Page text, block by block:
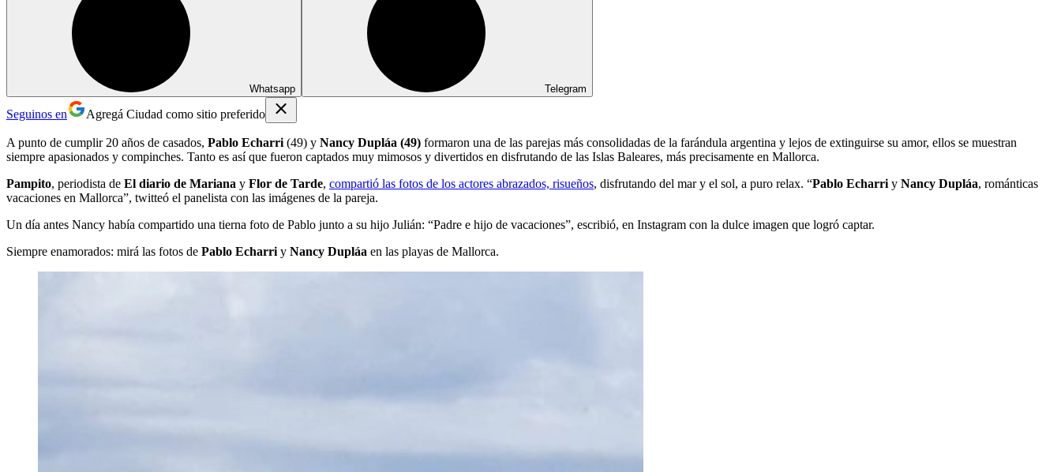
Whatsapp Telegram
Seguinos en Agregá Ciudad como sitio preferido
A punto de cumplir 20 años de casados, Pablo Echarri (49) y Nancy Dupláa (49) formaron una de las parejas más consolidadas de la farándula argentina y lejos de extinguirse su amor, ellos se muestran
siempre apasionados y compinches. Tanto es así que fueron captados muy mimosos y divertidos en disfrutando de las Islas Baleares, más precisamente en Mallorca.
Pampito, periodista de El diario de Mariana y Flor de Tarde, compartió las fotos de los actores abrazados, risueños, disfrutando del mar y el sol, a puro relax. “Pablo Echarri y Nancy Dupláa, románticas
vacaciones en Mallorca”, twitteó el panelista con las imágenes de la pareja.
Un día antes Nancy había compartido una tierna foto de Pablo junto a su hijo Julián: “Padre e hijo de vacaciones”, escribió, en Instagram con la dulce imagen que logró captar.
Siempre enamorados: mirá las fotos de Pablo Echarri y Nancy Dupláa en las playas de Mallorca.